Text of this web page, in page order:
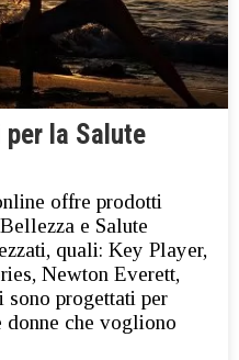
la Salute
offre prodotti
e Salute
quali: Key Player,
Newton Everett,
sono progettati per
che vogliono